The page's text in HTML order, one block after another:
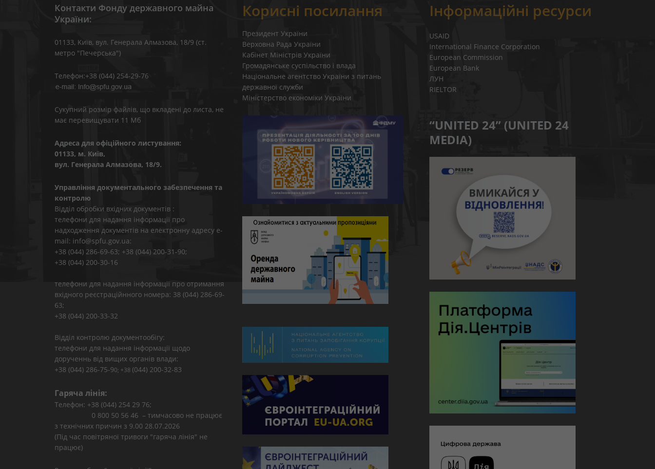
Контакти Фонду державного майна
України:
01133, Kиїв, вул. Генерала Алмазова, 18/9 (ст.
метро "Печерська")
Телефон:+38 (044) 254-29-76
Сукупний розмір файлів, що вкладені до листа, не
має перевищувати 11 Мб
Адреса для офіційного листування:
01133, м. Київ,
вул. Генерала Алмазова, 18/9.
Управління документального забезпечення та
контролю
Відділ обробки вхідних документів :
телефони для надання інформації про
надходження документів на електронну адресу e-
mail: info@spfu.gov.ua:
+38 (044) 286-69-63; +38 (044) 200-31-90;
+38 (044) 200-30-16
телефони для надання інформації про отримання
вхідного реєстраційнного номера: 38 (044) 286-69-
63;
+38 (044) 200-33-32
Відділ контролю документообігу:
телефони для надання інформації щодо
дорученнь від вищих органів влади:
+38 (044) 286-75-90; +38 (044) 200-32-83
Гаряча лінія:
Телефон: +38 (044) 254 29 76;
0 800 50 56 46 – тимчасово не працює
з технічних причин з 9.00 28.07.2026
(Під час повітряної тривоги "гаряча лінія" не
працює)
Корисні посилання
Президент України
Верховна Рада України
Кабінет Міністрів України
Громадянське суспільство і влада
Національне агентство України з питань
державної служби
Міністерство економіки України
Інформаційні ресурси
USAID
International Finance Corporation
European Commission
European Bank
ЛУН
RIELTOR
“UNITED 24” (UNITED 24
MEDIA)